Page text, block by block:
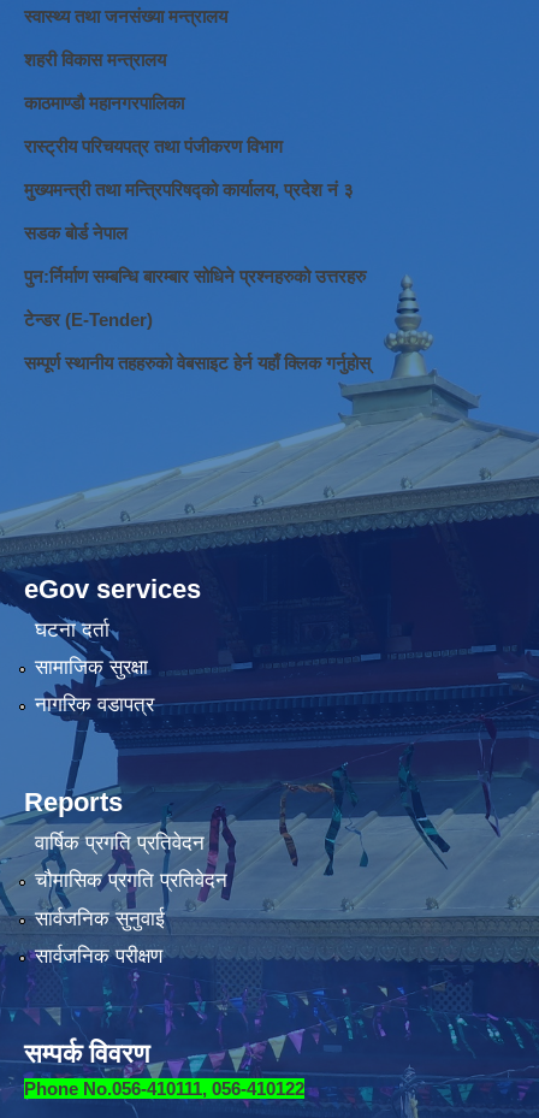
स्वास्थ्य तथा जनसंख्या मन्त्रालय
शहरी विकास मन्त्रालय
काठमाण्डौ महानगरपालिका
रास्ट्रीय परिचयपत्र तथा पंजीकरण विभाग
मुख्यमन्त्री तथा मन्त्रिपरिषद्को कार्यालय, प्रदेश नं ३
सडक बोर्ड नेपाल
पुन:र्निर्माण सम्बन्धि बारम्बार सोधिने प्रश्नहरुको उत्तरहरु
टेन्डर (E-Tender)
सम्पूर्ण स्थानीय तहहरुको वेबसाइट हेर्न यहाँ क्लिक गर्नुहोस्
eGov services
घटना दर्ता
सामाजिक सुरक्षा
नागरिक वडापत्र
Reports
वार्षिक प्रगति प्रतिवेदन
चौमासिक प्रगति प्रतिवेदन
सार्वजनिक सुनुवाई
सार्वजनिक परीक्षण
सम्पर्क विवरण
Phone No.056-410111, 056-410122